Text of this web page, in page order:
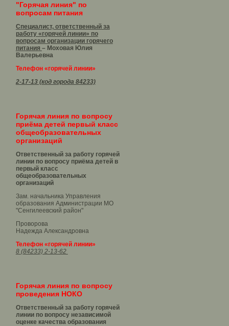
"Горячая линия" по
вопросам питания
Специалист, ответственный за
работу «горячей линии» по
вопросам организации горячего
питания – Моховая Юлия
Валерьевна
Телефон «горячей линии»
2-17-13 (код города 84233)
Горячая линия по вопросу
приёма детей первый класс
общеобразовательных
организаций
Ответственный за работу горячей
линии по вопросу приёма детей в
первый класс
общеобразовательных
организаций
Зам. начальника Управления
образования Администрации МО
"Сенгилеевский район"
Проворова
Надежда Александровна
Телефон «горячей линии»
8 (84233) 2-13-62
Горячая линия по вопросу
проведения НОКО
Ответственный за работу горячей
линии по вопросу независимой
оценке качества образования